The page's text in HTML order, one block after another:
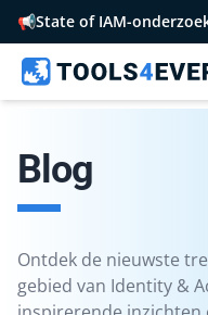
📢State of IAM-
Blog
Ontdek de nieuwste
gebied van Identity &